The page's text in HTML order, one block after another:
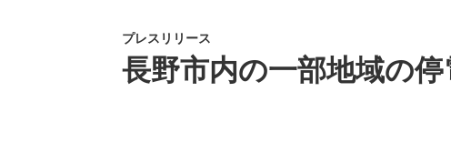
プレスリリース
長野市内の一部地域の